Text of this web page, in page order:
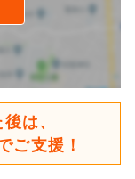
は、
ご支援！